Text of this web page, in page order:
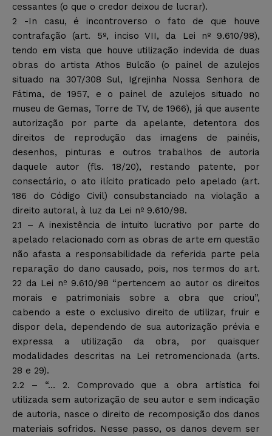
cessantes (o que o credor deixou de lucrar).
2 -In casu, é incontroverso o fato de que houve
contrafação (art. 5º, inciso VII, da Lei nº 9.610/98),
tendo em vista que houve utilização indevida de duas
obras do artista Athos Bulcão (o painel de azulejos
situado na 307/308 Sul, Igrejinha Nossa Senhora de
Fátima, de 1957, e o painel de azulejos situado no
museu de Gemas, Torre de TV, de 1966), já que ausente
autorização por parte da apelante, detentora dos
direitos de reprodução das imagens de painéis,
desenhos, pinturas e outros trabalhos de autoria
daquele autor (fls. 18/20), restando patente, por
consectário, o ato ilícito praticado pelo apelado (art.
186 do Código Civil) consubstanciado na violação a
direito autoral, à luz da Lei nº 9.610/98.
2.1 – A inexistência de intuito lucrativo por parte do
apelado relacionado com as obras de arte em questão
não afasta a responsabilidade da referida parte pela
reparação do dano causado, pois, nos termos do art.
22 da Lei nº 9.610/98 “pertencem ao autor os direitos
morais e patrimoniais sobre a obra que criou”,
cabendo a este o exclusivo direito de utilizar, fruir e
dispor dela, dependendo de sua autorização prévia e
expressa a utilização da obra, por quaisquer
modalidades descritas na Lei retromencionada (arts.
28 e 29).
2.2 – “… 2. Comprovado que a obra artística foi
utilizada sem autorização de seu autor e sem indicação
de autoria, nasce o direito de recomposição dos danos
materiais sofridos. Nesse passo, os danos devem ser